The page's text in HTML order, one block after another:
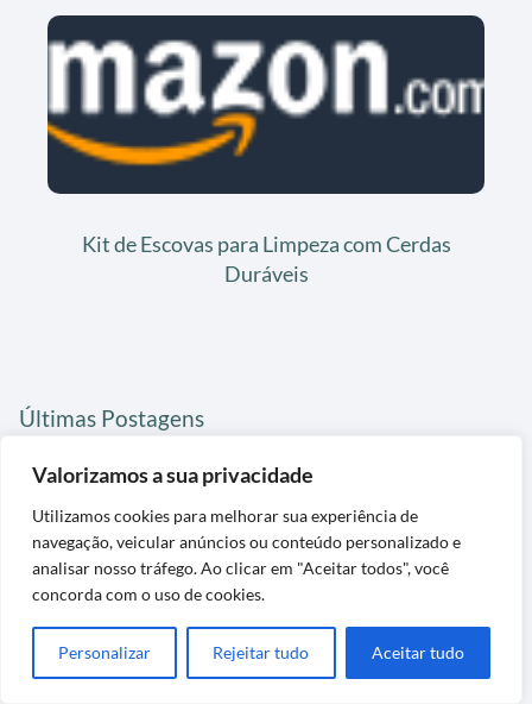
Valorizamos a sua privacidade
Utilizamos cookies para melhorar sua experiência de
navegação, veicular anúncios ou conteúdo personalizado e
analisar nosso tráfego. Ao clicar em "Aceitar todos", você
concorda com o uso de cookies.
Personalizar Rejeitar tudo Aceitar tudo
Kit de Escovas para Limpeza com Cerdas
Duráveis
Últimas Postagens
Tapete de Grama Sintética Decorativa